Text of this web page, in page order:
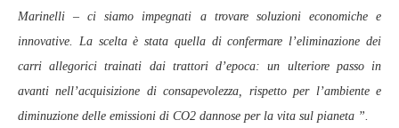
Marinelli – ci siamo impegnati a trovare soluzioni economiche e
innovative. La scelta è stata quella di confermare l’eliminazione dei
carri allegorici trainati dai trattori d’epoca: un ulteriore passo in
avanti nell’acquisizione di consapevolezza, rispetto per l’ambiente e
diminuzione delle emissioni di CO2 dannose per la vita sul pianeta ”.